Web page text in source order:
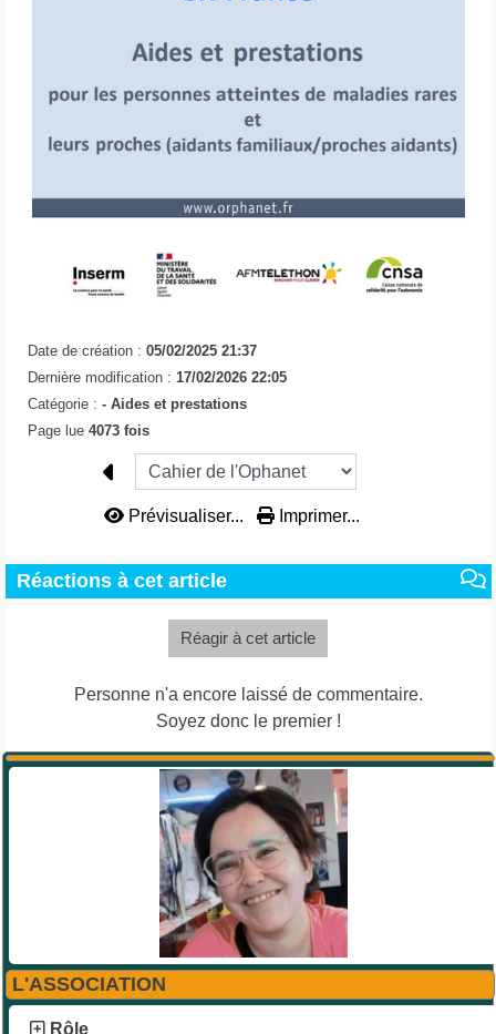
L'ASSOCIATION
Rôle
Date de création : 05/02/2025 21:37
Dernière modification : 17/02/2026 22:05
Catégorie : - Aides et prestations
Page lue 4073 fois
Prévisualiser... Imprimer...
Réactions à cet article
Réagir à cet article
Personne n'a encore laissé de commentaire.
Soyez donc le premier !